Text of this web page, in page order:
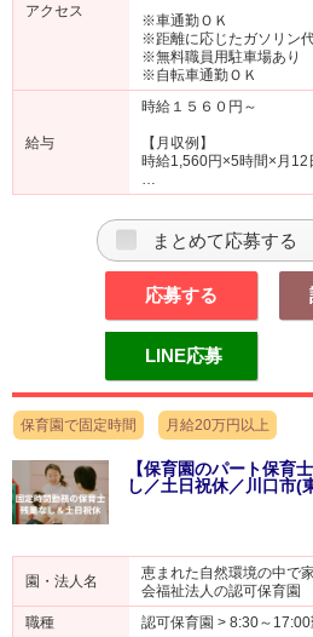
アクセス
※車通勤ＯＫ
※距離に応じたガソリン
※無料職員用駐車場あり
※自転車通勤ＯＫ
給与
時給１５６０円～
【月収例】
時給1,560円×5時間×月12
まとめて応募する
応募する
LINE応募
保育園で固定時間 月給20万円以上
【保育園のパート保育
し／土日祝休／川口市(
園・法人名
恵まれた自然環境の中で
会福祉法人の認可保育園
職種
認可保育園 > 8:30～